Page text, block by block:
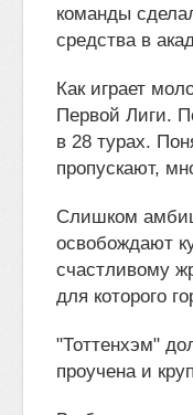
команды
средства в
Как играет
Первой Лиги.
в 28 турах.
пропускают,
Слишком
освобождают
счастливому
для которого
"Тоттенхэм"
проучена и